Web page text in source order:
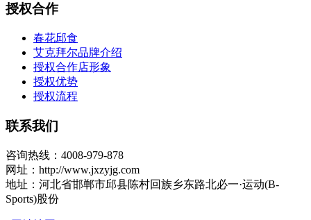
授权合作
春花邱食
艾克拜尔品牌介绍
授权合作店形象
授权优势
授权流程
联系我们
咨询热线：4008-979-878
网址：http://www.jxzyjg.com
地址：河北省邯郸市邱县陈村回族乡东路北必一·运动(B-
Sports)股份